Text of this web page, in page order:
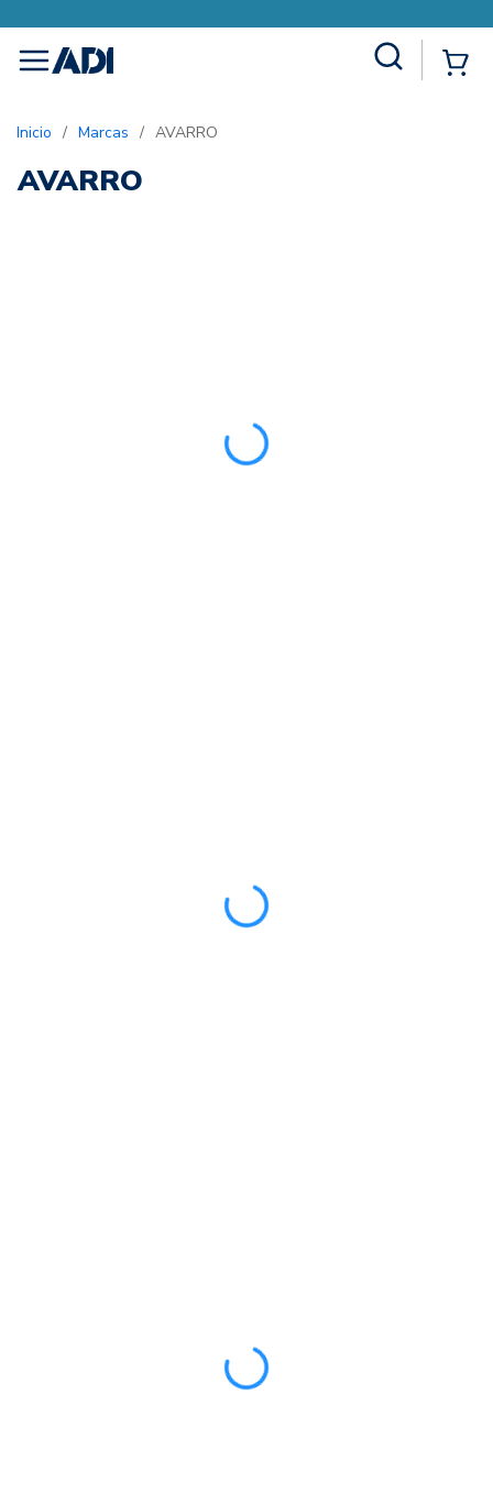
menu
Inicio / Marcas / AVARRO
AVARRO